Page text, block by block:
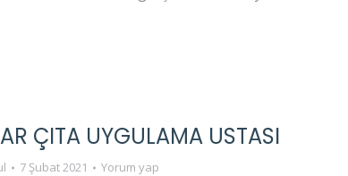
ÇITA UYGULAMA USTASI
7 Şubat 2021 Yorum yap